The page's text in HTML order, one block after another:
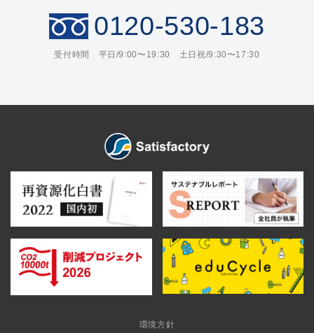
0120-530-183
受付時間 平日/9:00〜19:30 土日祝/9:30〜17:30
環境方針